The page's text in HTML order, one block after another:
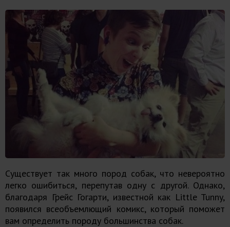
Существует так много пород собак, что невероятно
легко ошибиться, перепутав одну с другой. Однако,
благодаря Грейс Гогарти, известной как Little Tunny,
появился всеобъемлющий комикс, который поможет
вам определить породу большинства собак.